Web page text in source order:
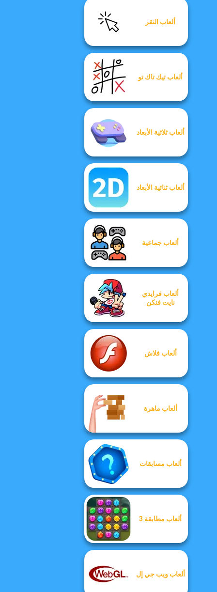
ألعاب النقر
ألعاب تيك تاك تو
ألعاب ثلاثية الأبعاد
ألعاب ثنائية الأبعاد
ألعاب جماعية
ألعاب فرايدي
نايت فنكن
ألعاب فلاش
ألعاب ماهرة
ألعاب مسابقات
ألعاب مطابقة 3
ألعاب ويب جي إل